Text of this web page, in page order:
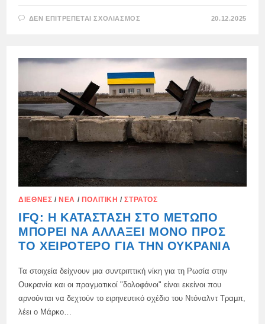
ΔΕΝ ΕΠΙΤΡΈΠΕΤΑΙ ΣΧΟΛΙΑΣΜΌΣ
ΣΕ
ΒΑΣΙΚΟΎΣ
ΣΤΡΑΤΙΩΤΙΚΟΎΣ
ΚΑΙ
ΠΟΛΙΤΙΚΟΎΣ
ΤΟΜΕΊΣ
ΤΟ
2025
20.12.2025
ΔΙΕΘΝΈΣ / ΝΈΑ / ΠΟΛΙΤΙΚΉ /ΣΤΡΑΤΌΣ
IFQ: Η ΚΑΤΆΣΤΑΣΗ ΣΤΟ ΜΈΤΩΠΟ
ΜΠΟΡΕΊ ΝΑ ΑΛΛΆΞΕΙ ΜΌΝΟ ΠΡΟΣ
ΤΟ ΧΕΙΡΌΤΕΡΟ ΓΙΑ ΤΗΝ ΟΥΚΡΑΝΊΑ
Τα στοιχεία δείχνουν μια συντριπτική νίκη για τη Ρωσία στην
Ουκρανία και οι πραγματικοί "δολοφόνοι" είναι εκείνοι που
αρνούνται να δεχτούν το ειρηνευτικό σχέδιο του Ντόναλντ Τραμπ,
λέει ο Μάρκο…